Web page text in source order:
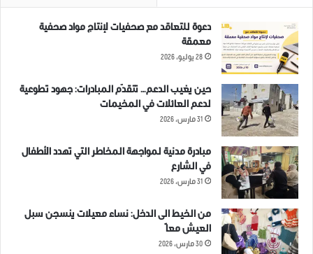
مرتبط
وقفة تضامنية مع أهالي
المعتقلين الذين استشهدوا
تحت التعذيب في سجون نظام
27 ديسمبر، 2018
في "صور عامة"
كن صوتهم
دعوة للتعاقد مع صحفيات لإنتاج مواد صحفية
معمقة
28 يوليو، 2026
حين يغيب الدعم… تتقدّم المبادرات: جهود تطوعية
لدعم العائلات في المخيمات
31 مارس، 2026
مبادرة مدنية لمواجهة المخاطر التي تهدد الأطفال
في الشارع
31 مارس، 2026
من الخيط الى الدخل: نساء معيلات ينسجن سبل
العيش معاً
30 مارس، 2026